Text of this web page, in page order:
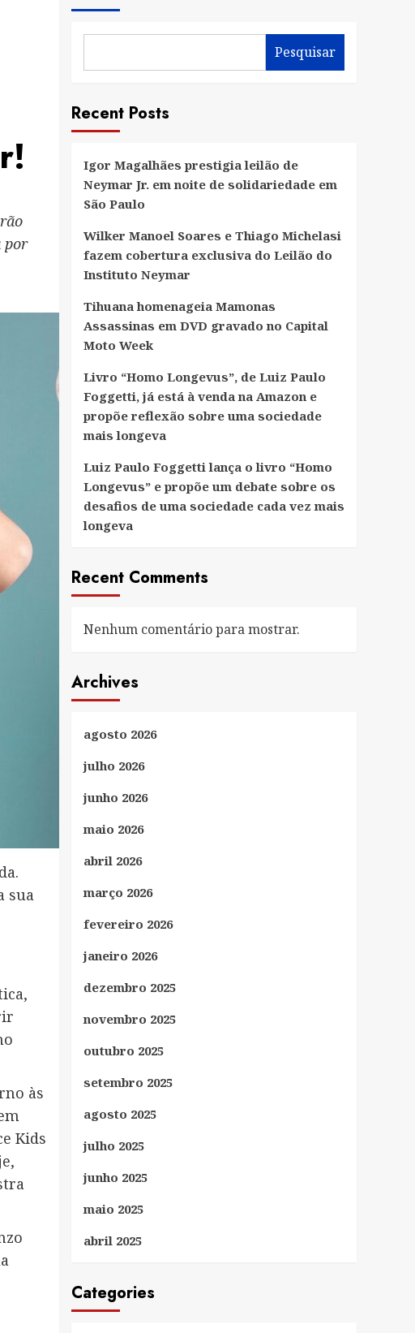
por
sua
às
Kids
Pesquisar
Recent Posts
Igor Magalhães prestigia leilão de
Neymar Jr. em noite de solidariedade em
São Paulo
Wilker Manoel Soares e Thiago Michelasi
fazem cobertura exclusiva do Leilão do
Instituto Neymar
Tihuana homenageia Mamonas
Assassinas em DVD gravado no Capital
Moto Week
Livro “Homo Longevus”, de Luiz Paulo
Foggetti, já está à venda na Amazon e
propõe reflexão sobre uma sociedade
mais longeva
Luiz Paulo Foggetti lança o livro “Homo
Longevus” e propõe um debate sobre os
desafios de uma sociedade cada vez mais
longeva
Recent Comments
Nenhum comentário para mostrar.
Archives
agosto 2026
julho 2026
junho 2026
maio 2026
abril 2026
março 2026
fevereiro 2026
janeiro 2026
dezembro 2025
novembro 2025
outubro 2025
setembro 2025
agosto 2025
julho 2025
junho 2025
maio 2025
abril 2025
Categories